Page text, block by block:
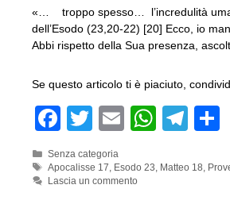
«… troppo spesso… l’incredulità
dell’Esodo (23,20-22) [20] Ecco, io
Abbi rispetto della Sua presenza,
Se questo articolo ti è piaciuto,
F
a
c
T
wi
tt
E
ail
W
at
T
e
Categorie
Senza categoria
Tag
Apocalisse 17, Esodo 23, Matteo 18,
Lascia un commento